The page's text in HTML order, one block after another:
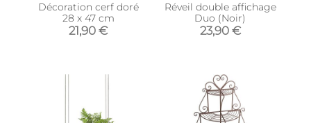
Décoration cerf doré
28 x 47 cm
21,90 €
Réveil double affichage
Duo (Noir)
23,90 €